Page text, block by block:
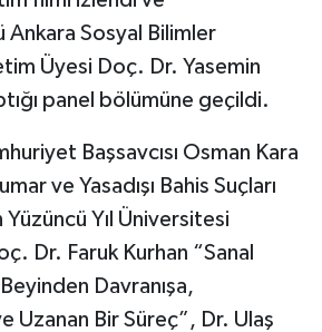
Sosyal Bilimler
Üyesi Doç. Dr. Yasemin
panel bölümüne geçildi.
Başsavcısı Osman Kara
ve Yasadışı Bahis Suçları
Yüzüncü Yıl Üniversitesi
Dr. Faruk Kurhan “Sanal
Beyinden Davranışa,
Uzanan Bir Süreç”, Dr. Ulaş